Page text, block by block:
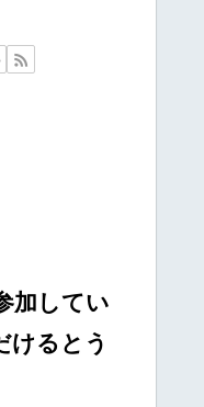
加してい
けるとう